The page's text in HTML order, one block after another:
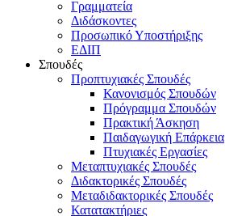
Γραμματεία
Διδάσκοντες
Προσωπικό Υποστήριξης
ΕΔΙΠ
Σπουδές
Προπτυχιακές Σπουδές
Κανονισμός Σπουδών
Πρόγραμμα Σπουδών
Πρακτική Άσκηση
Παιδαγωγική Επάρκεια
Πτυχιακές Εργασίες
Μεταπτυχιακές Σπουδές
Διδακτορικές Σπουδές
Μεταδιδακτορικές Σπουδές
Κατατακτήριες